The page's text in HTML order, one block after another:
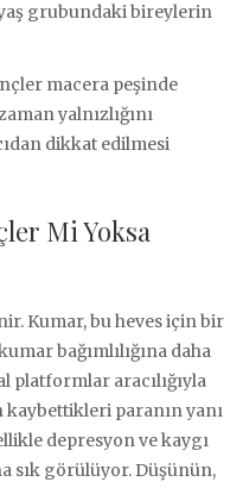
grubundaki bireylerin
macera peşinde
yalnızlığını
dikkat edilmesi
Mi Yoksa
Kumar, bu heves için bir
bağımlılığına daha
platformlar aracılığıyla
paranın yanı
depresyon ve kaygı
sık görülüyor. Düşünün,